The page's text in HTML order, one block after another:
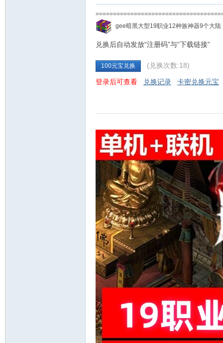
gee暗黑大型19职业12种族神器9个大
兑换后自动发放“注册码”与“下载链接”
100元宝兑换 (兑换次数:18)
登录后可查看 兑换记录 卡密兑换元宝